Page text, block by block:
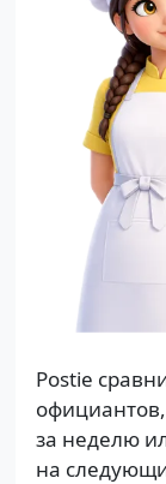
Postie
за неделю
на